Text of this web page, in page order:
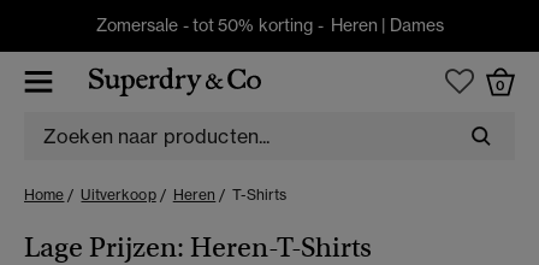
Zomersale - tot 50% korting - Heren | Dames
0
Home Uitverkoop Heren T-Shirts
Lage Prijzen: Heren-T-Shirts